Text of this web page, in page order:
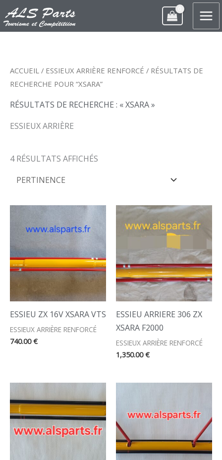
ALLER
AU
CONTENU
ACCUEIL / ESSIEUX ARRIÈRE RENFORCÉ / RÉSULTATS DE
RECHERCHE POUR “XSARA”
RÉSULTATS DE RECHERCHE : « XSARA »
ESSIEUX ARRIÈRE
4 RÉSULTATS AFFICHÉS
ESSIEU ZX 16V XSARA VTS
ESSIEUX ARRIÈRE RENFORCÉ
740.00€
ESSIEU ARRIERE 306 ZX
XSARA F2000
ESSIEUX ARRIÈRE RENFORCÉ
1,350.00€